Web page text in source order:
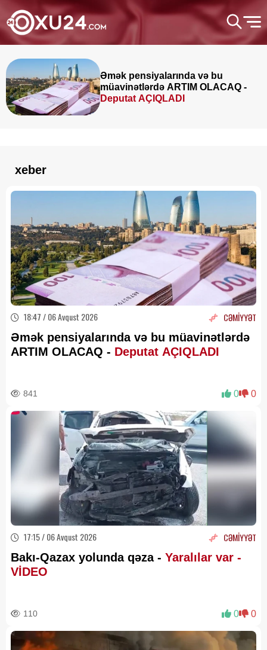
Əmək pensiyalarında və bu
müavinətlərdə ARTIM OLACAQ -
Deputat AÇIQLADI
xeber
18:47 / 06 Avqust 2026 CƏMİYYƏT
Əmək pensiyalarında və bu müavinətlərdə
ARTIM OLACAQ - Deputat AÇIQLADI
841 0 0
17:15 / 06 Avqust 2026 CƏMİYYƏT
Bakı-Qazax yolunda qəza - Yaralılar var -
VİDEO
110 0 0